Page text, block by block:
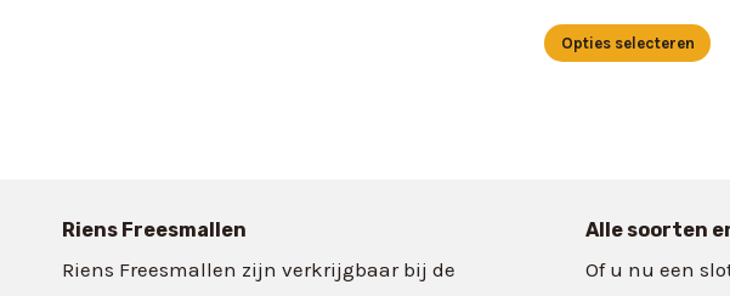
Opties selecteren
Deze
Riens Freesmallen
Riens Freesmallen zijn verkrijgbaar bij de
Alle soorten
Of u nu een